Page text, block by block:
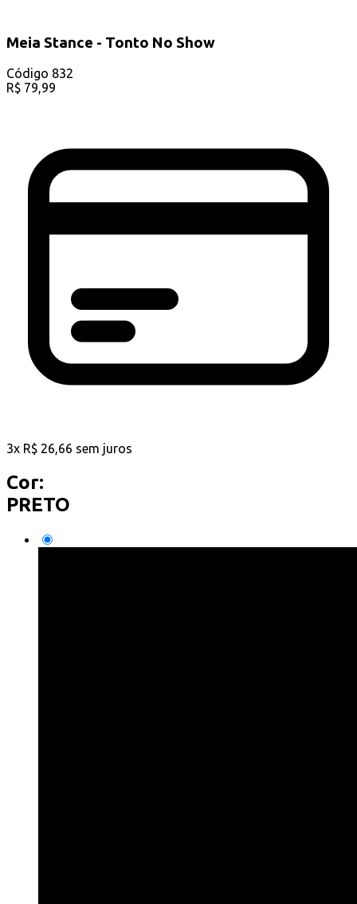
Meia Stance - Tonto No Show
Código 832
R$ 79,99
3x R$ 26,66 sem juros
Cor:
PRETO